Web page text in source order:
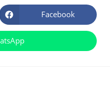
Facebook